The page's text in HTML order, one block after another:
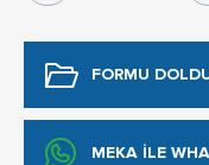
FORMU
MEKA İLE